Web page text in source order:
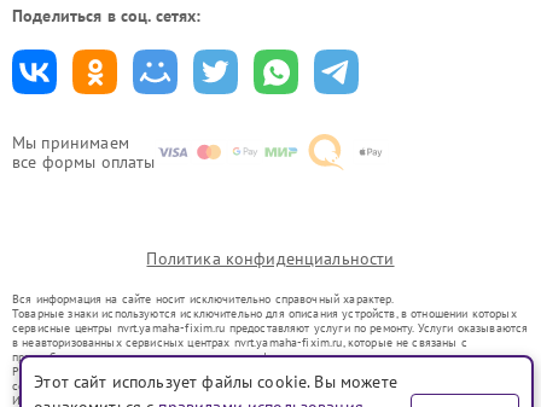
Мы принимаем
все формы оплаты
Поделиться в соц. сетях:
Политика конфиденциальности
Вся информация на сайте носит исключительно справочный характер.
Товарные знаки используются исключительно для описания устройств, в отношении которых
сервисные центры nvrt.yamaha-fixim.ru предоставляют услуги по ремонту. Услуги оказываются
в неавторизованных сервисных центрах nvrt.yamaha-fixim.ru, которые не связаны с
правообладателями товарных знаков или их официальными представителями.
Ремонт осуществляется для устройств, уже введенных в гражданский оборот в соответствии
со статьей 1487 ГК РФ.
Использование товарных знаков не преследует цели индивидуализации услуг или введения
Этот сайт использует файлы cookie. Вы можете